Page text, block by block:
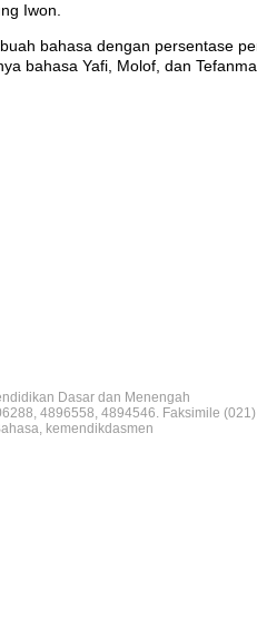
Iwon.
bahasa dengan persentase
bahasa Yafi, Molof, dan Tefanma.
Dasar dan Menengah
4896558, 4894546. Faksimile
kemendikdasmen